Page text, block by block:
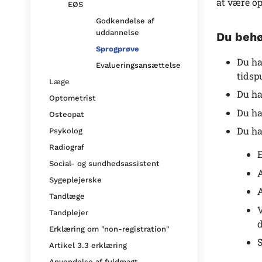
EØS
Godkendelse af
uddannelse
Sprogprøve
Evalueringsansættelse
Læge
Optometrist
Osteopat
Psykolog
Radiograf
Social- og sundhedsassistent
Sygeplejerske
Tandlæge
Tandplejer
Erklæring om "non-registration"
Artikel 3.3 erklæring
Du
Du
Du
Du
Du